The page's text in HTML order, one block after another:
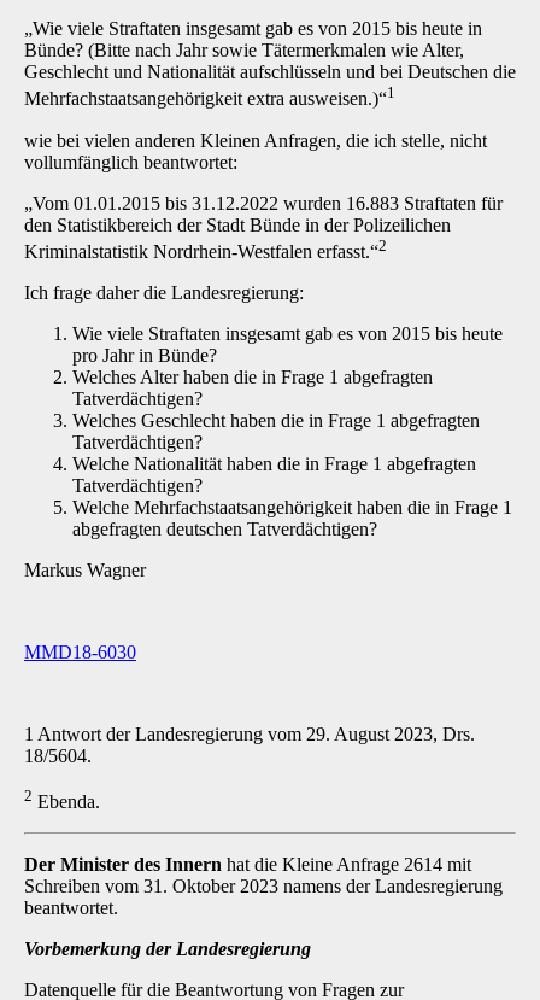
„Wie viele Straftaten insgesamt gab es von 2015 bis heute in
Bünde? (Bitte nach Jahr sowie Tätermerkmalen wie Alter,
Geschlecht und Nationalität aufschlüsseln und bei Deutschen die
Mehrfachstaatsangehörigkeit extra ausweisen.)“1
wie bei vielen anderen Kleinen Anfragen, die ich stelle, nicht
vollumfänglich beantwortet:
„Vom 01.01.2015 bis 31.12.2022 wurden 16.883 Straftaten für
den Statistikbereich der Stadt Bünde in der Polizeilichen
Kriminalstatistik Nordrhein-Westfalen erfasst.“2
Ich frage daher die Landesregierung:
Wie viele Straftaten insgesamt gab es von 2015 bis heute
pro Jahr in Bünde?
Welches Alter haben die in Frage 1 abgefragten
Tatverdächtigen?
Welches Geschlecht haben die in Frage 1 abgefragten
Tatverdächtigen?
Welche Nationalität haben die in Frage 1 abgefragten
Tatverdächtigen?
Welche Mehrfachstaatsangehörigkeit haben die in Frage 1
abgefragten deutschen Tatverdächtigen?
Markus Wagner
MMD18-6030
1 Antwort der Landesregierung vom 29. August 2023, Drs.
18/5604.
2 Ebenda.
Der Minister des Innern hat die Kleine Anfrage 2614 mit
Schreiben vom 31. Oktober 2023 namens der Landesregierung
beantwortet.
Vorbemerkung der Landesregierung
Datenquelle für die Beantwortung von Fragen zur